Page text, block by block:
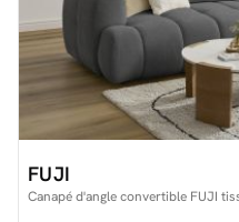
FUJI
Canapé d'angle convertible FUJI